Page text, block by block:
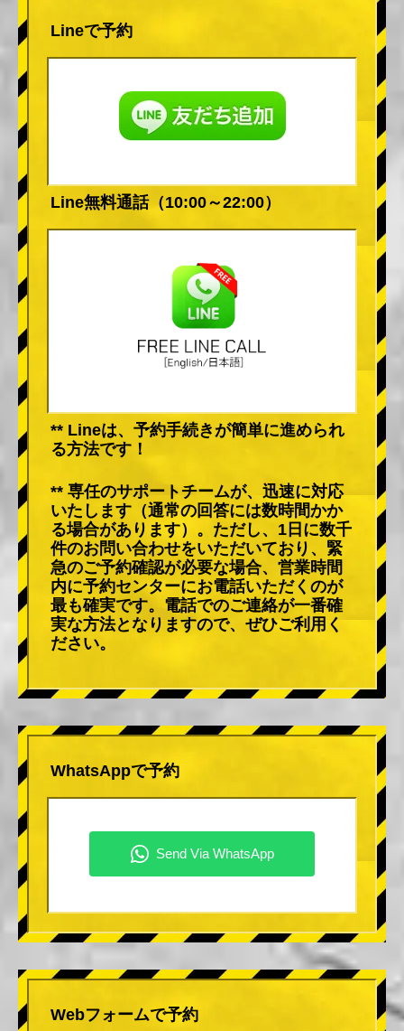
Lineで予約
Line無料通話（10:00～22:00）
** Lineは、予約手続きが簡単に進められ
る方法です！
** 専任のサポートチームが、迅速に対応
いたします（通常の回答には数時間かか
る場合があります）。ただし、1日に数千
件のお問い合わせをいただいており、緊
急のご予約確認が必要な場合、営業時間
内に予約センターにお電話いただくのが
最も確実です。電話でのご連絡が一番確
実な方法となりますので、ぜひご利用く
ださい。
WhatsAppで予約
Webフォームで予約